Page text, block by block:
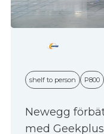
shelf to person P800
Newegg
med